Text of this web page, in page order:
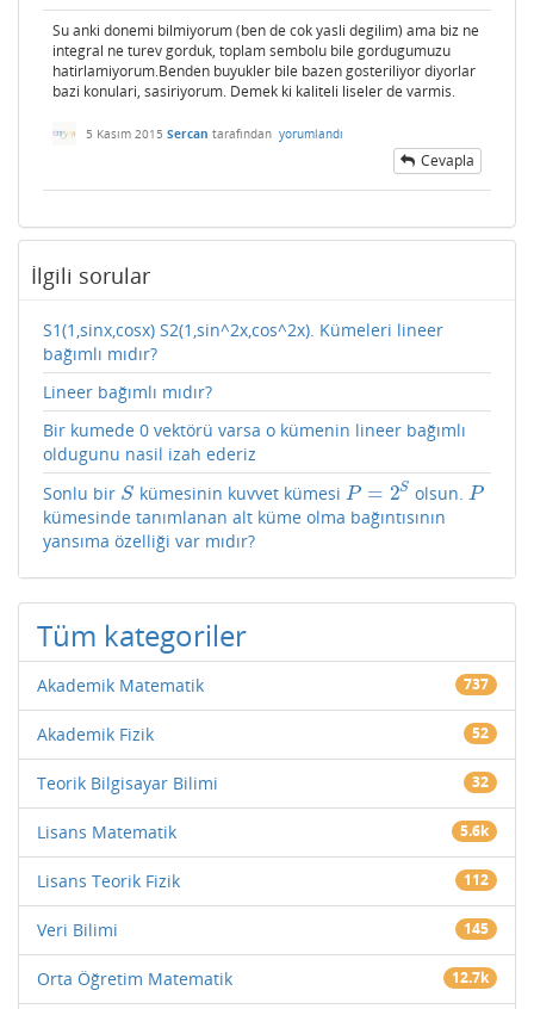
Su anki donemi bilmiyorum (ben de cok yasli degilim) ama biz ne
integral ne turev gorduk, toplam sembolu bile gordugumuzu
hatirlamiyorum.Benden buyukler bile bazen gosteriliyor diyorlar
bazi konulari, sasiriyorum. Demek ki kaliteli liseler de varmis.
5 Kasım 2015 Sercan tarafından yorumlandı
Cevapla
İlgili sorular
S1(1,sinx,cosx) S2(1,sin^2x,cos^2x). Kümeleri lineer
bağımlı mıdır?
Lineer bağımlı mıdır?
Bir kumede 0 vektörü varsa o kümenin lineer bağımlı
oldugunu nasil izah ederiz
Sonlu bir S
S kümesinin kuvvet kümesiP = 2S
P= 2S olsun.P
P
kümesinde tanımlanan alt küme olma bağıntısının
yansıma özelliği var mıdır?
Tüm kategoriler
Akademik Matematik 737
Akademik Fizik 52
Teorik Bilgisayar Bilimi 32
Lisans Matematik 5.6k
Lisans Teorik Fizik 112
Veri Bilimi 145
Orta Öğretim Matematik 12.7k